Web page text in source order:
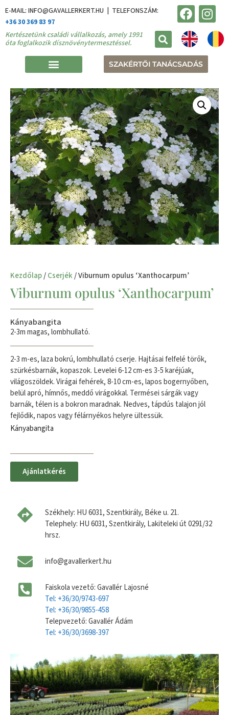
E-MAIL: INFO@GAVALLERKERT.HU | TELEFONSZÁM:
+36 30 369 83 97
Kertészetünk családi vállalkozás, amely 1991
óta foglalkozik dísznövénytermesztéssel.
SZAKÉRTŐI TANÁCSADÁS
Kezdőlap/Cserjék/ Viburnum opulus ‘Xanthocarpum’
Viburnum opulus ‘Xanthocarpum’
Kányabangita
2-3m magas, lombhullató.
2-3 m-es, laza bokrú, lombhullató cserje. Hajtásai felfelé törők,
szürkésbarnák, kopaszok. Levelei 6-12 cm-es 3-5 karéjúak,
világoszöldek. Virágai fehérek, 8-10 cm-es, lapos bogernyőben,
belül apró, hímnős, meddő virágokkal. Termései sárgák vagy
barnák, télen is a bokron maradnak. Nedves, tápdús talajon jól
fejlődik, napos vagy félárnyékos helyre ültessük.
Kányabangita
Ajánlatkérés
Székhely: HU 6031, Szentkirály, Béke u. 21.
Telephely: HU 6031, Szentkirály, Lakiteleki út 0291/32
hrsz.
info@gavallerkert.hu
Faiskola vezető: Gavallér Lajosné
Tel: +36/30/9743-697
Tel: +36/30/9855-458
Telepvezető: Gavallér Ádám
Tel: +36/30/3698-397